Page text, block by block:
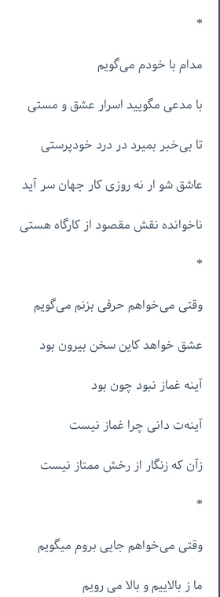
*
مدام با خودم می‌گویم
با مدعی مگویید اسرار عشق و مستی
تا بی‌خبر بمیرد در درد خودپرستی
عاشق شو ار نه روزی کار جهان سر آید
ناخوانده نقش مقصود از کارگاه هستی
*
وقتی می‌خواهم حرفی بزنم می‌گویم
عشق خواهد کاین سخن بیرون بود
آینه غماز نبود چون بود
آینه‌ت دانی چرا غماز نیست
زآن که زنگار از رخش ممتاز نیست
*
وقتی می‌خواهم جایی بروم میگویم
ما ز بالاییم و بالا می رویم